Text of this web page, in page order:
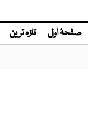
صفحۂ اول تازہ ترین